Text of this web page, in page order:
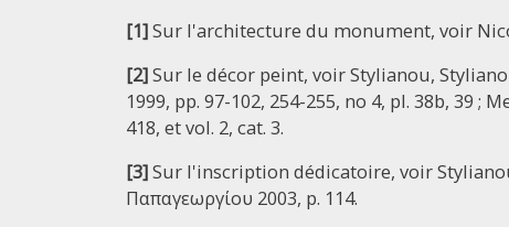
[1]Sur l'architecture du monument, voir
[2]Sur le décor peint, voir Stylianou,
1999, pp. 97-102, 254-255, no 4, pl. 38b, 39 ;
418, et vol. 2, cat. 3.
[3]Sur l'inscription dédicatoire, voir
Παπαγεωργίου 2003, p. 114.